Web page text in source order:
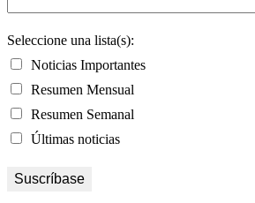
Seleccione una lista(s):
Noticias Importantes
Resumen Mensual
Resumen Semanal
Últimas noticias